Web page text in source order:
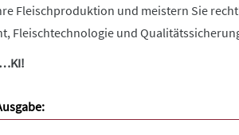
Fleischproduktion und meistern Sie
Fleischtechnologie und